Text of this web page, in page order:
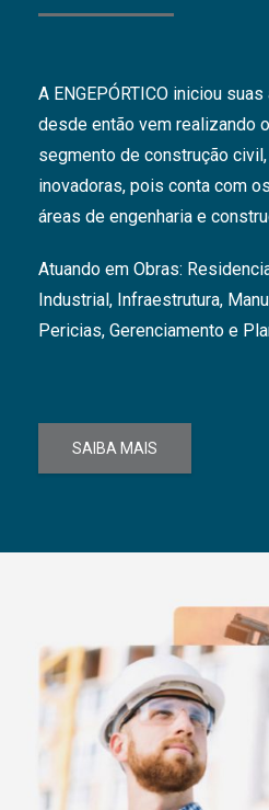
A ENGEPÓRTICO iniciou
desde então vem realizando
segmento de construção
inovadoras, pois conta com
áreas de engenharia e
Atuando em Obras:
Industrial, Infraestrutura,
Pericias, Gerenciamento e
SAIBA MAIS